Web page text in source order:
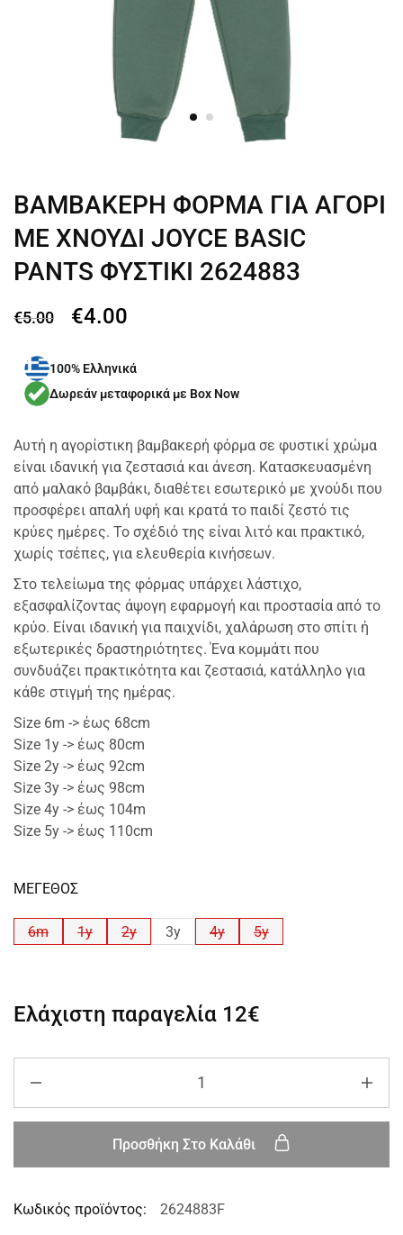
ΒΑΜΒΑΚΕΡΗ ΦΟΡΜΑ ΓΙΑ ΑΓΟΡΙ
ΜΕ ΧΝΟΥΔΙ JOYCE BASIC
PANTS ΦΥΣΤΙΚΙ 2624883
€5.00 €4.00
100% Ελληνικά
Δωρεάν μεταφορικά με Box Now
Αυτή η αγορίστικη βαμβακερή φόρμα σε φυστικί χρώμα
είναι ιδανική για ζεστασιά και άνεση. Κατασκευασμένη
από μαλακό βαμβάκι, διαθέτει εσωτερικό με χνούδι που
προσφέρει απαλή υφή και κρατά το παιδί ζεστό τις
κρύες ημέρες. Το σχέδιό της είναι λιτό και πρακτικό,
χωρίς τσέπες, για ελευθερία κινήσεων.
Στο τελείωμα της φόρμας υπάρχει λάστιχο,
εξασφαλίζοντας άψογη εφαρμογή και προστασία από το
κρύο. Είναι ιδανική για παιχνίδι, χαλάρωση στο σπίτι ή
εξωτερικές δραστηριότητες. Ένα κομμάτι που
συνδυάζει πρακτικότητα και ζεστασιά, κατάλληλο για
κάθε στιγμή της ημέρας.
Size 6m -> έως 68cm
Size 1y -> έως 80cm
Size 2y -> έως 92cm
Size 3y -> έως 98cm
Size 4y -> έως 104m
Size 5y -> έως 110cm
ΜΕΓΕΘΟΣ
6m 1y 2y 3y 4y 5y
Ελάχιστη παραγελία 12€
Προσθήκη Στο Καλάθι
Κωδικός προϊόντος: 2624883F